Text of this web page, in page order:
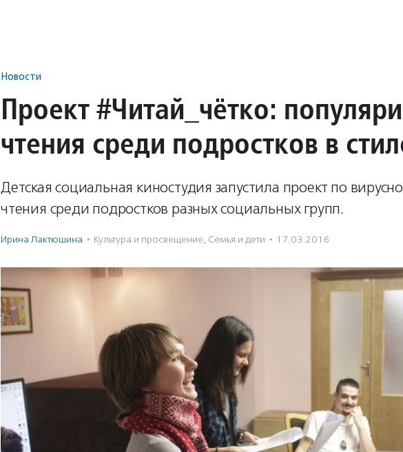
Новости
Проект #Читай_чётко:
чтения среди подростков в
Детская социальная киностудия запустила проект по
чтения среди подростков разных социальных групп.
Ирина Лактюшина · Культура и просвещение, Семья и дети · 17.03.2016